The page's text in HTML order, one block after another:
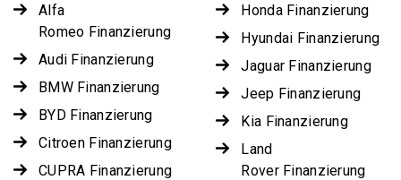
Alfa
Romeo Finanzierung
Audi Finanzierung
BMW Finanzierung
BYD Finanzierung
Citroen Finanzierung
CUPRA Finanzierung
Honda Finanzierung
Hyundai Finanzierung
Jaguar Finanzierung
Jeep Finanzierung
Kia Finanzierung
Land
Rover Finanzierung